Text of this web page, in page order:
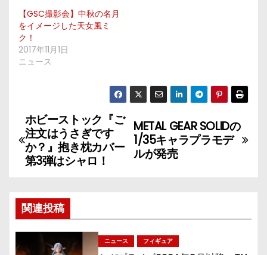
【GSC撮影会】中秋の名月
をイメージした天女風ミ
ク！
2017年11月1日
ニュース
投
稿
ビ
ゲ
ー
METAL GEAR SOLIDの
1/35キャラプラモデ
ルが発売
ホビーストック『ご
注文はうさぎです
か？』抱き枕カバー
第3弾はシャロ！
関連投稿
ニュース フィギュア